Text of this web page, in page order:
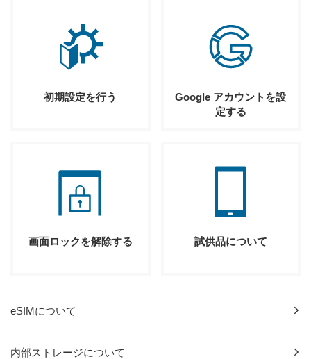
初期設定を行う
Google アカウントを設
定する
画面ロックを解除する 試供品について
eSIMについて
内部ストレージについて